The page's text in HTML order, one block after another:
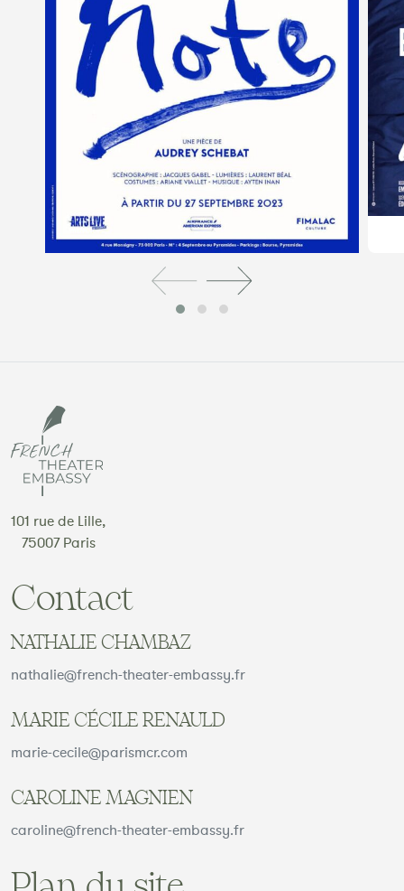
101 rue de Lille,
75007 Paris
Contact
NATHALIE CHAMBAZ
nathalie@french-theater-embassy.fr
MARIE CÉCILE RENAULD
marie-cecile@parismcr.com
CAROLINE MAGNIEN
caroline@french-theater-embassy.fr